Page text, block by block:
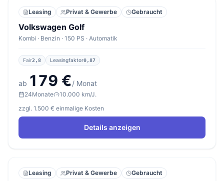
Leasing Privat & Gewerbe Gebraucht
Volkswagen Golf
Kombi · Benzin · 150 PS · Automatik
Fair2,8 Leasingfaktor0,87
ab 179 €/ Monat
24Monate
10.000 km/J.
zzgl. 1.500 € einmalige Kosten
Details anzeigen
Leasing Privat & Gewerbe Gebraucht